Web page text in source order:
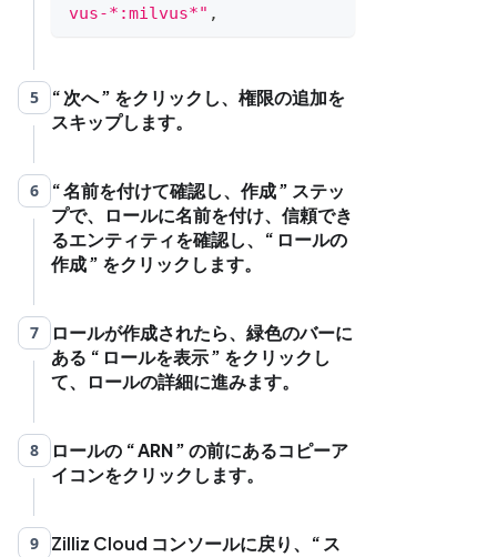
vus-*:milvus*" ,
i:loki*" ,
"system:serviceaccount:ind
],
"eks_oidc_url:aud"
"sts.amazonaws.com"
}
]
5 次へ
をクリックし、権限の追加を
スキップします。
6 名前を付けて確認し、作成
ステッ
プで、ロールに名前を付け、信頼でき
るエンティティを確認し、
ロールの
作成
をクリックします。
7
ロールが作成されたら、緑色のバーに
ある
ロールを表示
をクリックし
て、ロールの詳細に進みます。
8 ロールの ARN
の前にあるコピーア
イコンをクリックします。
9 Zilliz Cloud コンソールに戻り、
ス